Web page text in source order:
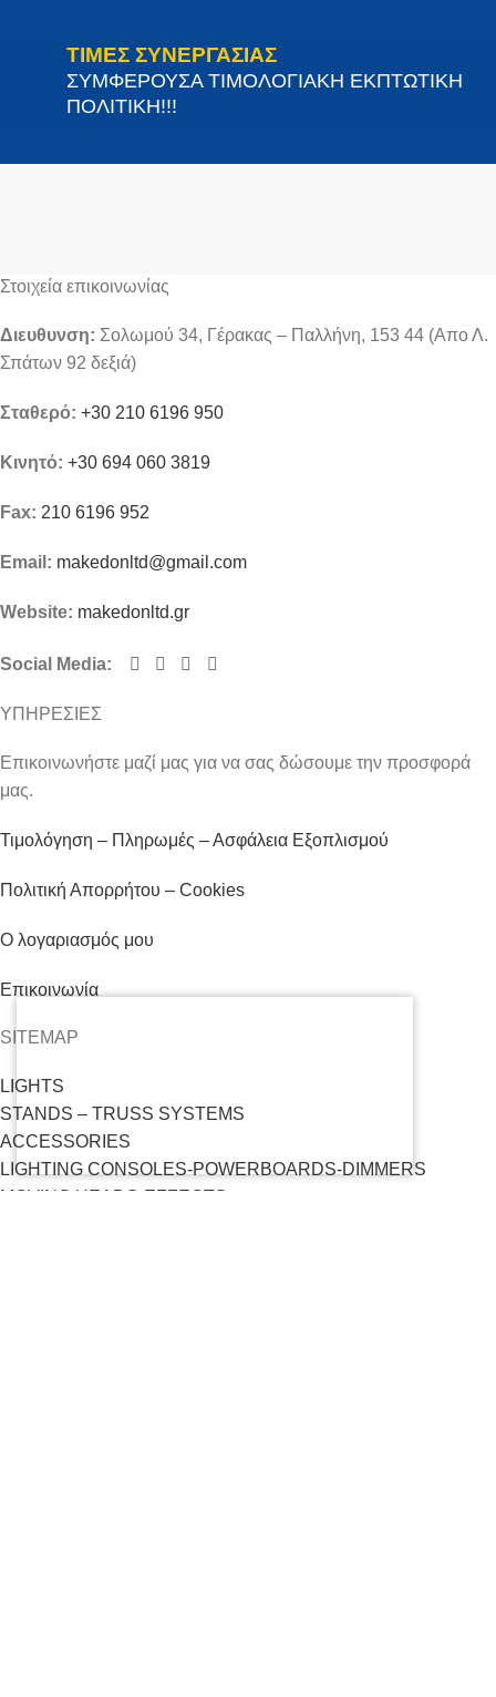
ΤΙΜΕΣ ΣΥΝΕΡΓΑΣΙΑΣ
ΣΥΜΦΕΡΟΥΣΑ ΤΙΜΟΛΟΓΙΑΚΗ ΕΚΠΤΩΤΙΚΗ
ΠΟΛΙΤΙΚΗ!!!
Στοιχεία επικοινωνίας
Διευθυνση: Σολωμού 34, Γέρακας – Παλλήνη, 153 44 (Απο Λ.
Σπάτων 92 δεξιά)
Σταθερό: +30 210 6196 950
Κινητό: +30 694 060 3819
Fax: 210 6196 952
Email: makedonltd@gmail.com
Website: makedonltd.gr
Social Media:
ΥΠΗΡΕΣΙΕΣ
Επικοινωνήστε μαζί μας για να σας δώσουμε την προσφορά
μας.
Τιμολόγηση – Πληρωμές – Ασφάλεια Εξοπλισμού
Πολιτική Απορρήτου – Cookies
Ο λογαριασμός μου
Επικοινωνία
SITEMAP
LIGHTS
STANDS – TRUSS SYSTEMS
ACCESSORIES
LIGHTING CONSOLES-POWERBOARDS-DIMMERS
MOVING HEADS-EFFECTS